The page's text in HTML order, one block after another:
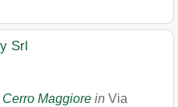
Srl
Maggiore in Via